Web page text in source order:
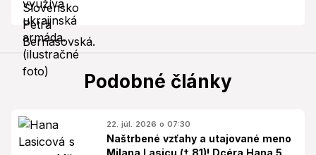
Podobné články
22. júl. 2026 o 07:30
Naštrbené vzťahy a utajované meno
Milana Lasicu († 81)! Dcéra Hana 5